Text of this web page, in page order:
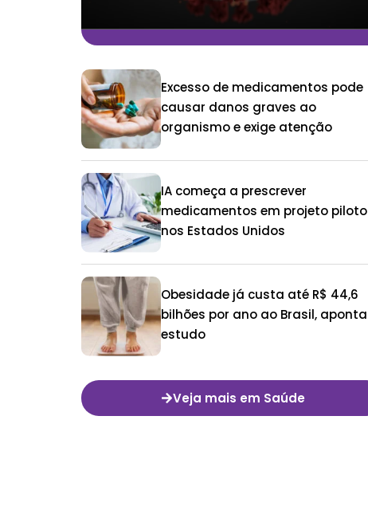
Excesso de medicamentos pode
causar danos graves ao
organismo e exige atenção
IA começa a prescrever
medicamentos em projeto piloto
nos Estados Unidos
Obesidade já custa até R$ 44,6
bilhões por ano ao Brasil, aponta
estudo
Veja mais em Saúde